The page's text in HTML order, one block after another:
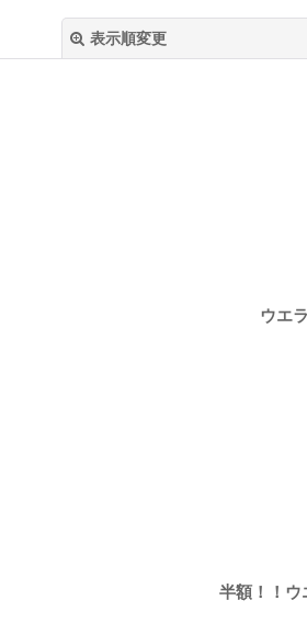
表示順変更
ウエ
半額！！